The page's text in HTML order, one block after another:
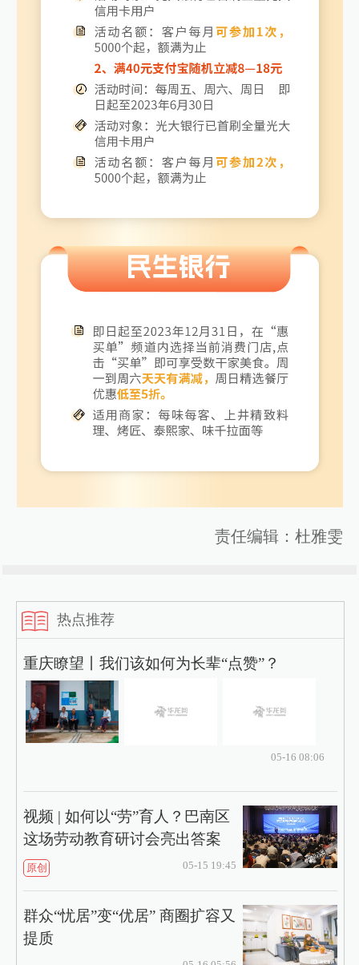
责任编辑：杜雅雯
热点推荐
重庆瞭望丨我们该如何为长辈“点赞”？
05-16 08:06
视频 | 如何以“劳”育人？巴南区
这场劳动教育研讨会亮出答案
原创 05-15 19:45
群众“忧居”变“优居” 商圈扩容又
提质